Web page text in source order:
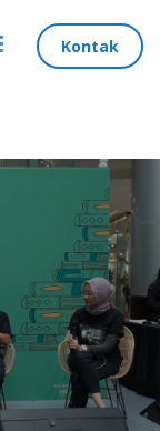
Kontak